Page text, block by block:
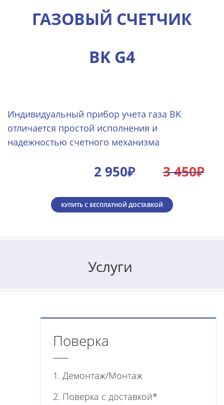
ГАЗОВЫЙ СЧЕТЧИК
BK G4
Индивидуальный прибор учета газа BK
отличается простой исполнения и
надежностью счетного механизма
2 950₽3 450₽
КУПИТЬ С БЕСПЛАТНОЙ ДОСТАВКОЙ
Услуги
Поверка
1. Демонтаж/Монтаж
2. Поверка с доставкой*